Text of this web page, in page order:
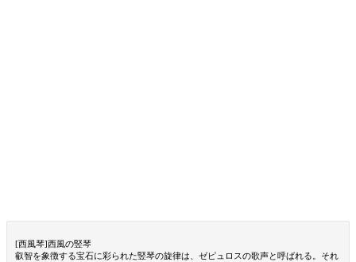
[西風琴]西風の竪琴
叡智を象徴する宝石に彩られた竪琴の旋律は、ゼピュロスの歌声と呼ばれる。それ